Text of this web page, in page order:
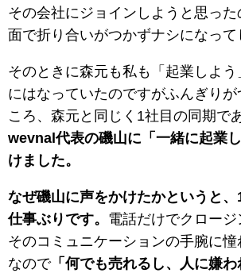
その会社にジョインしようと思っ
面で折り合いがつかずナシになって
そのときに森元も私も「起業しよ
にはなっていたのですがふんぎりが
ころ、森元と同じく1社目の同期で
wevnal代表の磯山に「一緒に起業
けました。
なぜ磯山に声をかけたかというと
仕事ぶりです。 電話だけでクロージ
そのコミュニケーションの手腕に憧
なので「何でも売れるし、人に嫌